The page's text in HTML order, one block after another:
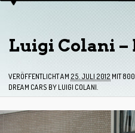
Bilder-Navigation
Luigi Colani –
VERÖFFENTLICHT AM 25. JULI 2012 MIT
DREAM CARS BY LUIGI COLANI.